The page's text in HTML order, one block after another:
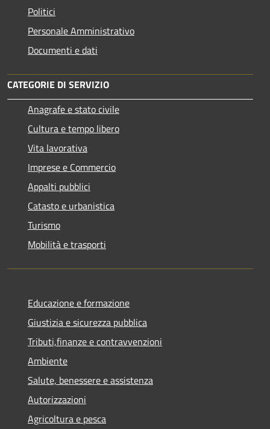
Politici
Personale Amministrativo
Documenti e dati
CATEGORIE DI SERVIZIO
Anagrafe e stato civile
Cultura e tempo libero
Vita lavorativa
Imprese e Commercio
Appalti pubblici
Catasto e urbanistica
Turismo
Mobilità e trasporti
Educazione e formazione
Giustizia e sicurezza pubblica
Tributi,finanze e contravvenzioni
Ambiente
Salute, benessere e assistenza
Autorizzazioni
Agricoltura e pesca